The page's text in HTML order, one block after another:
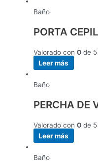
Baño
PORTA
Valorado con 0 de 5
Leer más
Baño
PERCHA DE
Valorado con 0 de 5
Leer más
Baño